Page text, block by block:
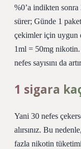
%0’a indikten
sürer; Günde 1
çekimler için uygun
1ml = 50mg nikotin.
nefes sayısını da
1 sigara
Yani 30 nefes
alırsınız. Bu
fazla nikotin